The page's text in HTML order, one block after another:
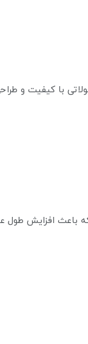
با کیفیت و
باعث افزایش طول